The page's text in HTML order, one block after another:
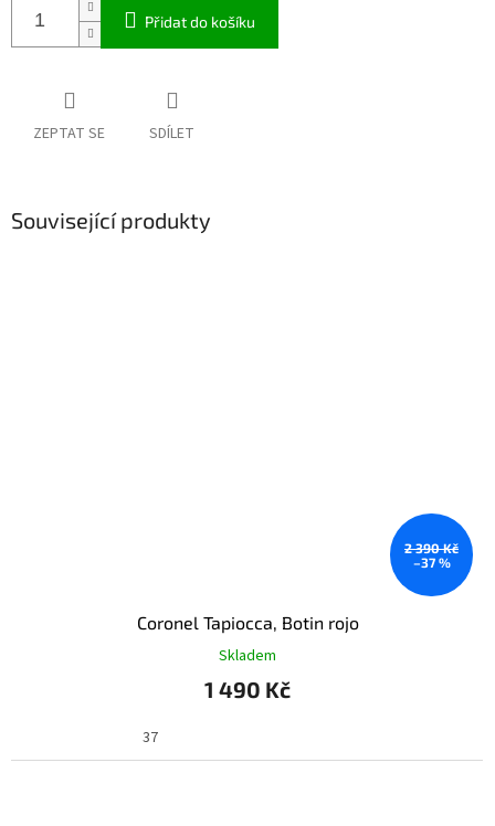
Přidat do košíku
ZEPTAT SE SDÍLET
Související produkty
2 390 Kč
–37 %
Coronel Tapiocca, Botin rojo
Skladem
1 490 Kč
37